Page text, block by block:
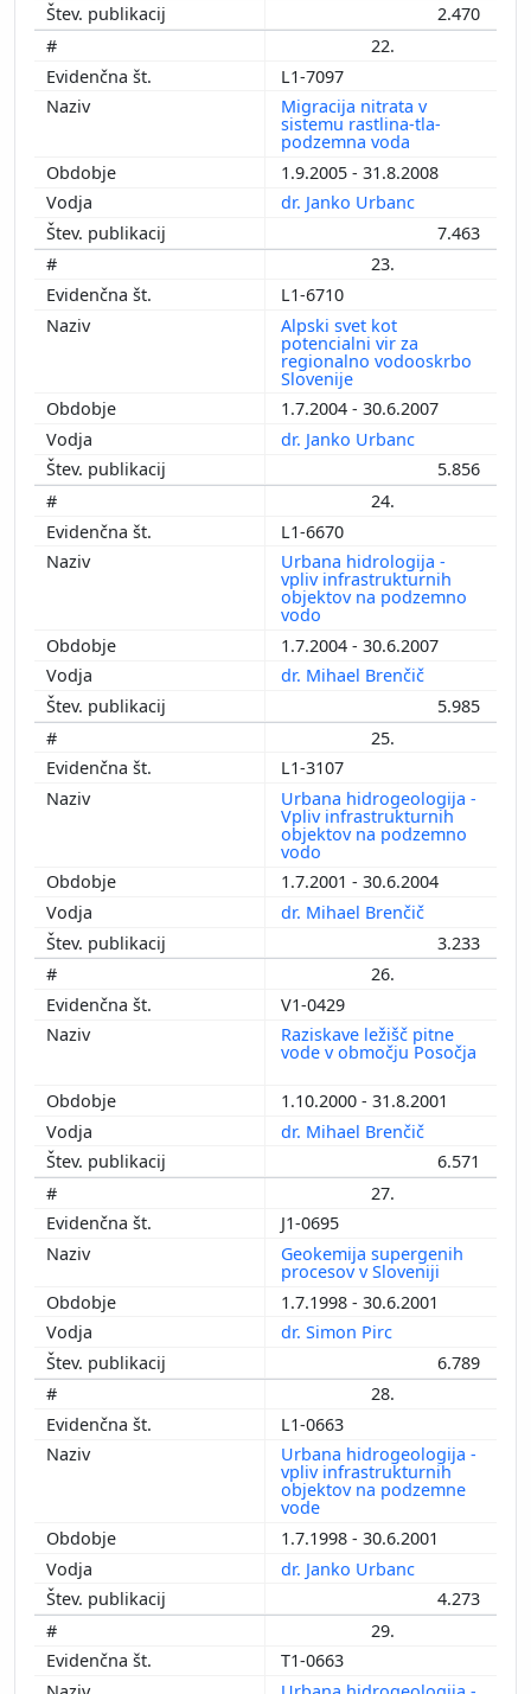
2.470
22.
L1-7097
Migracija nitrata v
sistemu rastlina-tla-
podzemna voda
1.9.2005 - 31.8.2008
dr. Janko Urbanc
7.463
23.
L1-6710
Alpski svet kot
potencialni vir za
regionalno vodooskrbo
Slovenije
1.7.2004 - 30.6.2007
dr. Janko Urbanc
5.856
24.
L1-6670
Urbana hidrologija -
vpliv infrastrukturnih
objektov na podzemno
vodo
1.7.2004 - 30.6.2007
dr. Mihael Brenčič
5.985
25.
L1-3107
Urbana hidrogeologija -
Vpliv infrastrukturnih
objektov na podzemno
vodo
1.7.2001 - 30.6.2004
dr. Mihael Brenčič
3.233
26.
V1-0429
Raziskave ležišč pitne
vode v območju Posočja
1.10.2000 - 31.8.2001
dr. Mihael Brenčič
6.571
27.
J1-0695
Geokemija supergenih
procesov v Sloveniji
1.7.1998 - 30.6.2001
dr. Simon Pirc
6.789
28.
L1-0663
Urbana hidrogeologija -
vpliv infrastrukturnih
objektov na podzemne
vode
1.7.1998 - 30.6.2001
dr. Janko Urbanc
4.273
29.
T1-0663